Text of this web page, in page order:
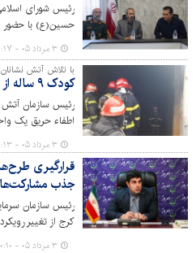
رئیس شورای
حسین(ع) با حضور
شهرداری کرج، از
کارکنان این
۳ مرداد ۰۵ - ۱۰:۱۷
با تلاش آتش
کودک ۹ ساله از دل آتش بیرون کشیده شد
رئیس سازمان آتش
اطفاء حریق یک
کودک ۹ ساله خبر داد.۳ مرداد ۰۵ - ۱۰:۱۳
قرارگیری
جذب
رئیس سازمان
کرج از تغییر
بزرگ و اثرگذار ملی
۳ مرداد ۰۵ - ۱۰:۱۰